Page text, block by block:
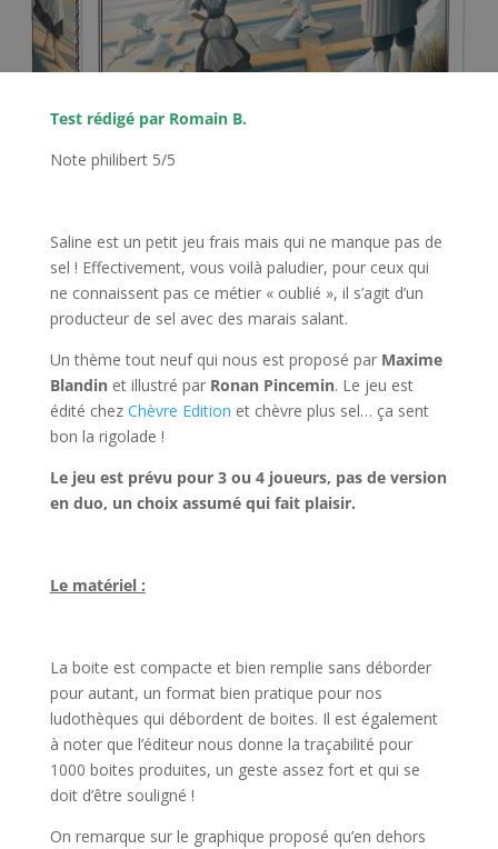
Test rédigé par Romain B.
Note philibert 5/5
Saline est un petit jeu frais mais qui ne manque pas de
sel ! Effectivement, vous voilà paludier, pour ceux qui
ne connaissent pas ce métier « oublié », il s’agit d’un
producteur de sel avec des marais salant.
Un thème tout neuf qui nous est proposé par Maxime
Blandinet illustré par Ronan Pincemin. Le jeu est
édité chez Chèvre Edition et chèvre plus sel… ça sent
bon la rigolade !
Le jeu est prévu pour 3 ou 4 joueurs, pas de version
en duo, un choix assumé qui fait plaisir.
Le matériel :
La boite est compacte et bien remplie sans déborder
pour autant, un format bien pratique pour nos
ludothèques qui débordent de boites. Il est également
à noter que l’éditeur nous donne la traçabilité pour
1000 boites produites, un geste assez fort et qui se
doit d’être souligné !
On remarque sur le graphique proposé qu’en dehors